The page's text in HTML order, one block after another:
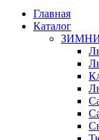
Главная
Каталог